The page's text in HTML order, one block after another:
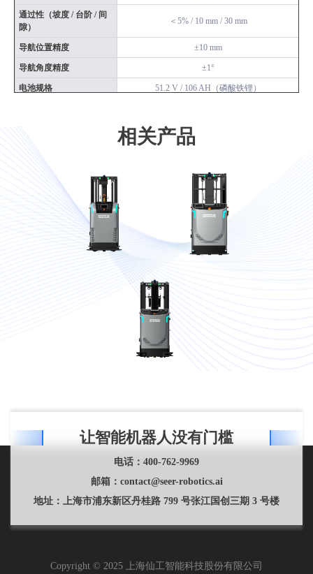
通过性（坡度 / 台阶 / 间
隙）
＜5% / 10 mm / 30 mm
导航位置精度 ±10 mm
导航角度精度 ±1°
电池规格 51.2 V / 106 AH（磷酸铁锂）
自动 / 手动
Wi-Fi 漫游功能
3D 避障功能 ●
栈板识别
叉齿高度安全防护 ●
相关产品
让智能机器人没有门槛
电话： 400-762-9969
邮箱： contact@seer-robotics.ai
地址： 上海市浦东新区丹桂路 799 号张江国创三期 3 号楼
Copyright © 2025 上海仙工智能科技股份有限公司